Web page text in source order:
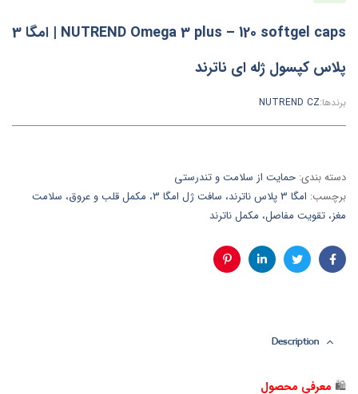
NUTREND Omega 3 plus – 120 softgel caps | امگا 3
پلاس کپسول ژله ای ناترند
برندها:NUTREND CZ
دسته بندی: حمایت از سلامت و تندرستی
برچسب:
امگا 3 پلاس ناترند، سافت ژل امگا 3، مکمل قلب و عروق، سلامت
مغز، تقویت مفاصل، مکمل ناترند
فیس
توئیتر لینکدینپینترست
Description
🛍 معرفی محصول